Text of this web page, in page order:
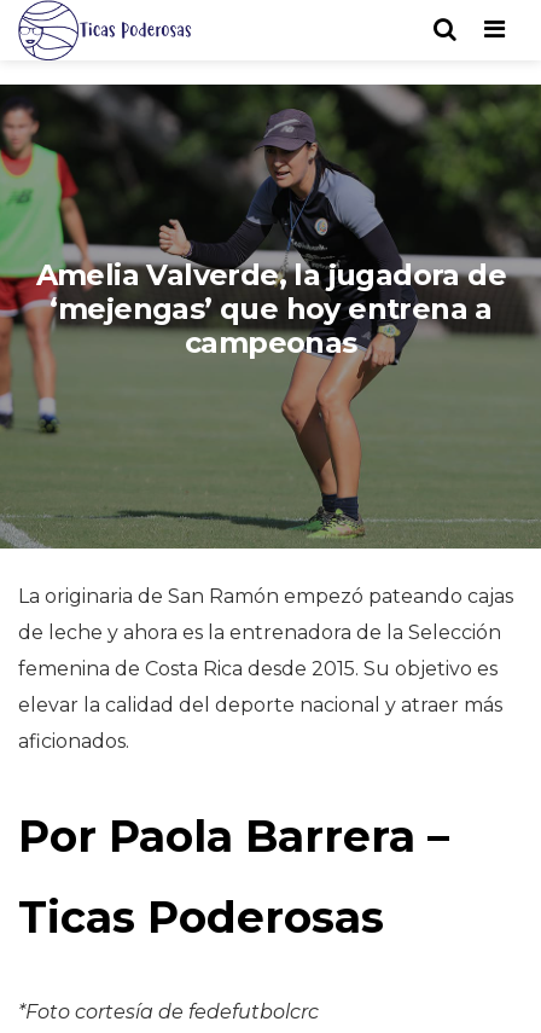
Amelia Valverde, la jugadora de
‘mejengas’ que hoy entrena a
campeonas
La originaria de San Ramón empezó pateando cajas
de leche y ahora es la entrenadora de la Selección
femenina de Costa Rica desde 2015.​ Su objetivo es
elevar la calidad del deporte nacional y atraer más
aficionados.
Por Paola Barrera –
Ticas Poderosas
*Foto cortesía de fedefutbolcrc